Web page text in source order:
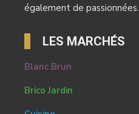
également de passionnées.
LES MARCHÉS
Blanc Brun
Brico Jardin